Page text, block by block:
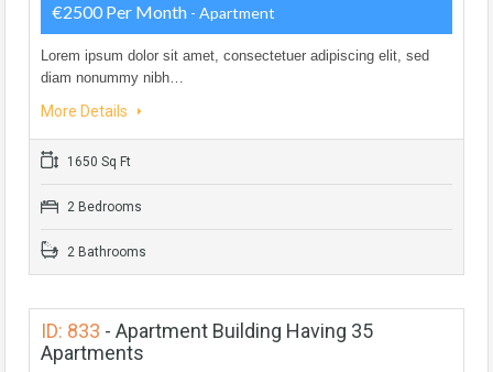
€2500 Per Month - Apartment
Lorem ipsum dolor sit amet, consectetuer adipiscing elit, sed
diam nonummy nibh…
More Details
1650 Sq Ft
2 Bedrooms
2 Bathrooms
ID: 833 - Apartment Building Having 35
Apartments